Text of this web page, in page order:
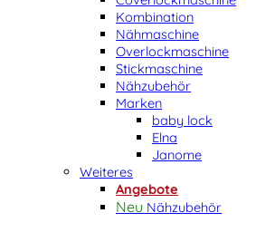
Kombination
Nähmaschine
Overlockmaschine
Stickmaschine
Nähzubehör
Marken
baby lock
Elna
Janome
Weiteres
Angebote
Nähzubehör